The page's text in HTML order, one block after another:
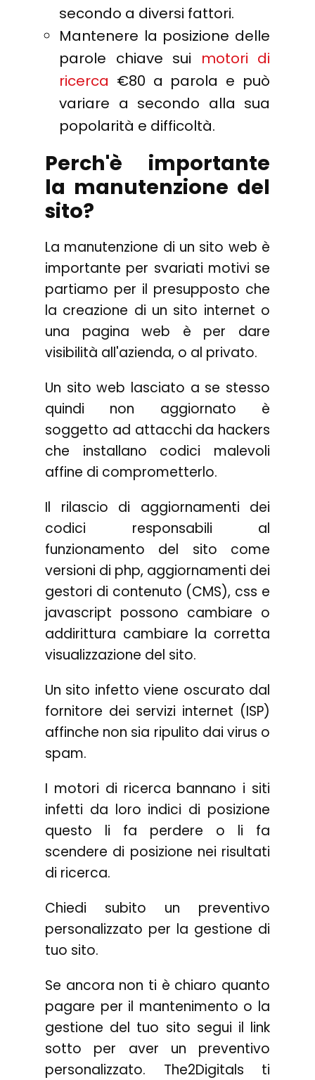
secondo a diversi fattori.
Mantenere la posizione delle
parole chiave sui motori di
ricerca €80 a parola e può
variare a secondo alla sua
popolarità e difficoltà.
Perch'è importante
la manutenzione del
sito?
La manutenzione di un sito web è
importante per svariati motivi se
partiamo per il presupposto che
la creazione di un sito internet o
una pagina web è per dare
visibilità all'azienda, o al privato.
Un sito web lasciato a se stesso
quindi non aggiornato è
soggetto ad attacchi da hackers
che installano codici malevoli
affine di comprometterlo.
Il rilascio di aggiornamenti dei
codici responsabili al
funzionamento del sito come
versioni di php, aggiornamenti dei
gestori di contenuto (CMS), css e
javascript possono cambiare o
addirittura cambiare la corretta
visualizzazione del sito.
Un sito infetto viene oscurato dal
fornitore dei servizi internet (ISP)
affinche non sia ripulito dai virus o
spam.
I motori di ricerca bannano i siti
infetti da loro indici di posizione
questo li fa perdere o li fa
scendere di posizione nei risultati
di ricerca.
Chiedi subito un preventivo
personalizzato per la gestione di
tuo sito.
Se ancora non ti è chiaro quanto
pagare per il mantenimento o la
gestione del tuo sito segui il link
sotto per aver un preventivo
personalizzato. The2Digitals ti